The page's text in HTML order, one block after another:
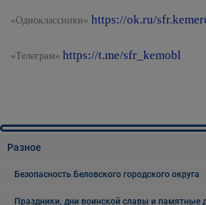
«Одноклассники» https://ok.ru/
«Телеграм» https://t.me/sfr_kemobl
Разное
Безопасность Беловского городского округа
Праздники, дни воинской славы и памятные